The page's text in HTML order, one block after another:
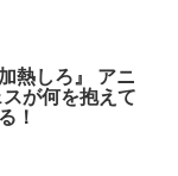
熱しろ』 アニ
が何を抱えて
！